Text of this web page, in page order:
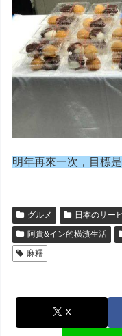
明年再來一次，目標
グルメ 日本のサー
阿貴&イン的橫濱生活
麻糬
X